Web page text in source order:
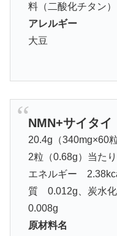
料（二酸化チタン）
アレルギー
大豆
NMN+サイタイ
20.4g（340mg×60粒
2粒（0.68g）当たり
エネルギー
質 0.012g、炭水
0.008g
原材料名